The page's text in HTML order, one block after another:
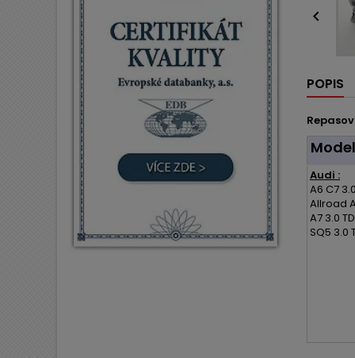

POPIS
Model
Audi :
A6 C7
Allroad
A7 3.0
SQ5 3.0